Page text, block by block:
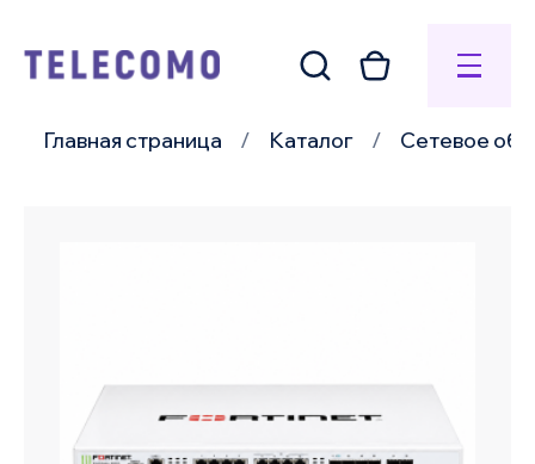
Главная страница Каталог Сетевое